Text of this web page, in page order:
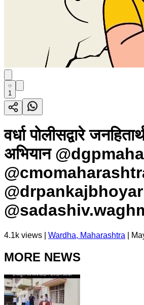
1
वर्धा पोलीसद्वारे
अभियान
@drpankajbhoyar